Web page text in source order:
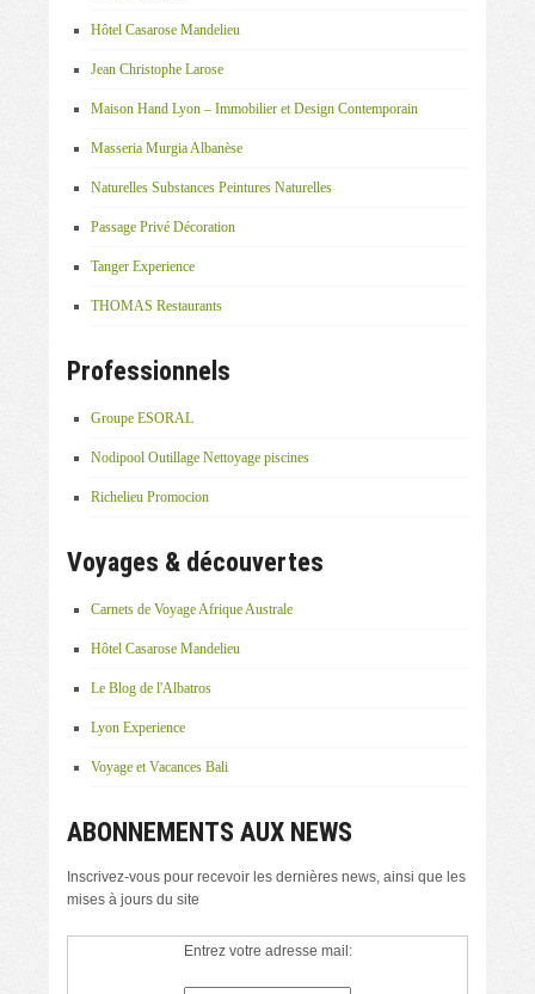
Hôtel Casarose Mandelieu
Jean Christophe Larose
Maison Hand Lyon – Immobilier et Design Contemporain
Masseria Murgia Albanèse
Naturelles Substances Peintures Naturelles
Passage Privé Décoration
Tanger Experience
THOMAS Restaurants
Professionnels
Groupe ESORAL
Nodipool Outillage Nettoyage piscines
Richelieu Promocion
Voyages & découvertes
Carnets de Voyage Afrique Australe
Hôtel Casarose Mandelieu
Le Blog de l'Albatros
Lyon Experience
Voyage et Vacances Bali
ABONNEMENTS AUX NEWS
Inscrivez-vous pour recevoir les dernières news, ainsi que les
mises à jours du site
Entrez votre adresse mail: